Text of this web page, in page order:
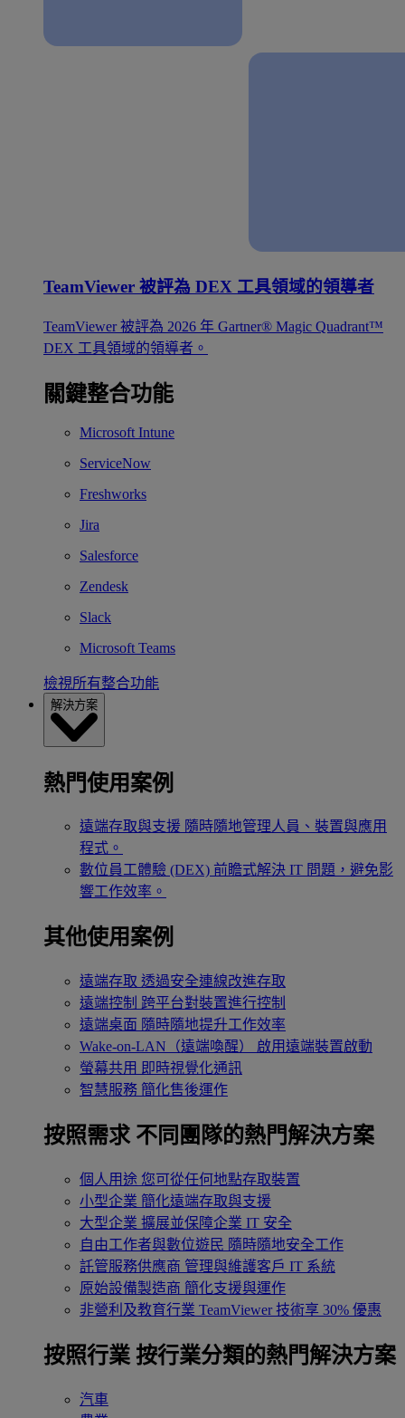
TeamViewer 被評為 DEX 工具領域的領導者
TeamViewer 被評為 2026 年 Gartner® Magic Quadrant™
DEX 工具領域的領導者。
關鍵整合功能
Microsoft Intune
ServiceNow
Freshworks
Jira
Salesforce
Zendesk
Slack
Microsoft Teams
檢視所有整合功能
解決方案
熱門使用案例
遠端存取與支援 隨時隨地管理人員、裝置與應用
程式。
數位員工體驗 (DEX) 前瞻式解決 IT 問題，避免影
響工作效率。
其他使用案例
遠端存取 透過安全連線改進存取
遠端控制 跨平台對裝置進行控制
遠端桌面 隨時隨地提升工作效率
Wake-on-LAN（遠端喚醒）
啟用遠端裝置啟動
螢幕共用 即時視覺化通訊
智慧服務 簡化售後運作
按照需求 不同團隊的熱門解決方案
個人用途 您可從任何地點存取裝置
小型企業 簡化遠端存取與支援
大型企業 擴展並保障企業 IT 安全
自由工作者與數位遊民 隨時隨地安全工作
託管服務供應商 管理與維護客戶 IT 系統
原始設備製造商 簡化支援與運作
非營利及教育行業 TeamViewer 技術享 30% 優惠
按照行業 按行業分類的熱門解決方案
汽車